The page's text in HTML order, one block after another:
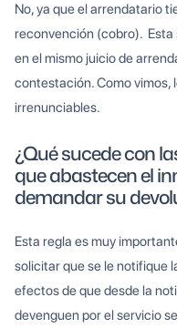
No, ya que el arrendatario
reconvención (cobro). Esta
en el mismo juicio de
contestación. Como vimos,
irrenunciables.
¿Qué sucede con
que abastecen el
demandar su
Esta regla es muy
solicitar que se le notifique
efectos de que desde la
devenguen por el servicio